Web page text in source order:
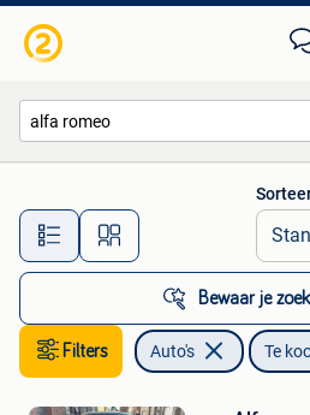
Alle afstanden…
Bewaar je
Filters Auto's Te